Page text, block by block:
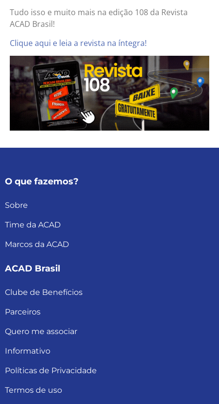
Tudo isso e muito mais na edição 108 da Revista
ACAD Brasil!
Clique aqui e leia a revista na íntegra!
O que fazemos?
Sobre
Time da ACAD
Marcos da ACAD
ACAD Brasil
Clube de Benefícios
Parceiros
Quero me associar
Informativo
Políticas de Privacidade
Termos de uso